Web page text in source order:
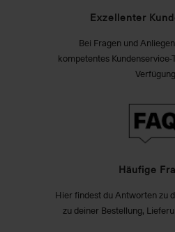
Exzellenter
Bei Fragen und
kompetentes
Häufige
Hier findest du Antworten zu
zu deiner Bestellung,